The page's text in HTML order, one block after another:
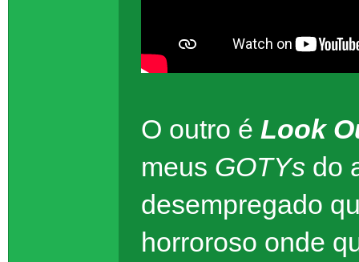
O outro é Look
meus GOTYs do
desempregado
horroroso onde